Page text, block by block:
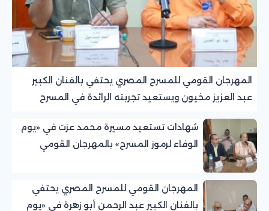
المهرجان القومي للمسرح المصري يحتفي بالفنان الكبير
عبد العزيز مخيون ويستعيد تجربته الرائدة في المسرح
شهادات تستعيد مسيرة محمد عزت في «يوم
الوفاء لرموز المسرح» بالمهرجان القومي
المهرجان القومي للمسرح المصري يحتفي
بالفنان الكبير عبد الرحمن أبو زهرة في «يوم